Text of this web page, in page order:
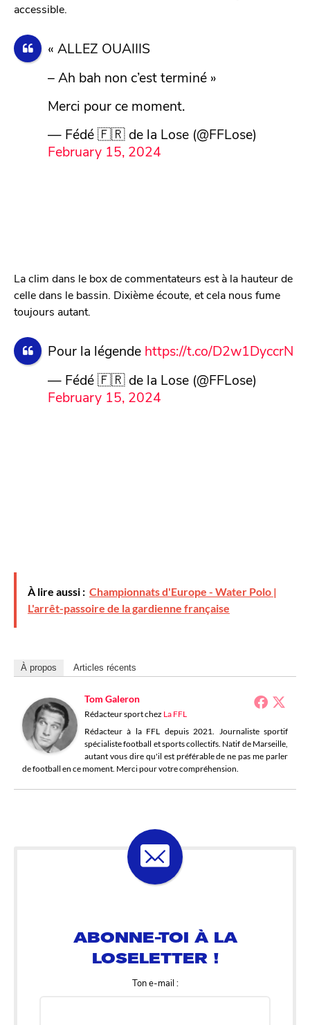
accessible.
« ALLEZ OUAIIIS
– Ah bah non c’est terminé »
Merci pour ce moment.
— Fédé 🇫🇷 de la Lose (@FFLose)
February 15, 2024
La clim dans le box de commentateurs est à la hauteur de
celle dans le bassin. Dixième écoute, et cela nous fume
toujours autant.
Pour la légende https://t.co/D2w1DyccrN
— Fédé 🇫🇷 de la Lose (@FFLose)
February 15, 2024
À lire aussi : Championnats d'Europe - Water Polo |
L'arrêt-passoire de la gardienne française
À propos Articles récents
Tom Galeron
Rédacteur sportchez La FFL
Rédacteur à la FFL depuis 2021. Journaliste sportif
spécialiste football et sports collectifs. Natif de Marseille,
autant vous dire qu'il est préférable de ne pas me parler
de football en ce moment. Merci pour votre compréhension.
Ton e-mail :